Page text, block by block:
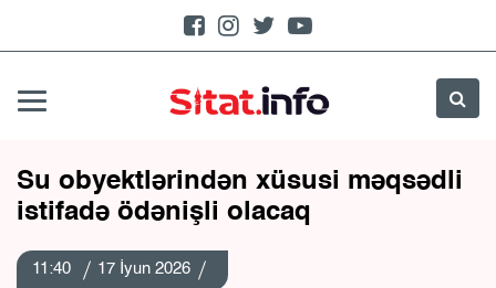
Su obyektlərindən xüsusi məqsədli
istifadə ödənişli olacaq
11:40 17 İyun 2026